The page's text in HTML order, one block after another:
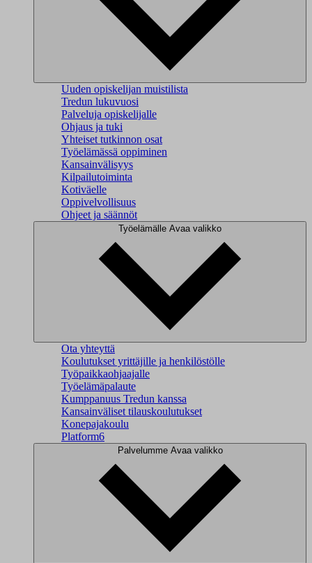
Uuden opiskelijan muistilista
Tredun lukuvuosi
Palveluja opiskelijalle
Ohjaus ja tuki
Yhteiset tutkinnon osat
Työelämässä oppiminen
Kansainvälisyys
Kilpailutoiminta
Kotiväelle
Oppivelvollisuus
Ohjeet ja säännöt
Työelämälle Avaa valikko
Ota yhteyttä
Koulutukset yrittäjille ja henkilöstölle
Työpaikkaohjaajalle
Työelämäpalaute
Kumppanuus Tredun kanssa
Kansainväliset tilauskoulutukset
Konepajakoulu
Platform6
Palvelumme Avaa valikko